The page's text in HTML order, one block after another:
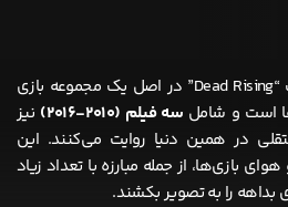
مجموعه فیلم‌های خیزش مرگ “Dead Rising” در اصل یک مجموعه بازی
است و شامل سه فیلم (۲۰۱۰-۲۰۱۶)
نیز
در همین دنیا روایت می‌کنند. این
بازی‌ها، از جمله مبارزه با تعداد زیاد
بداهه را به تصویر بکشند.